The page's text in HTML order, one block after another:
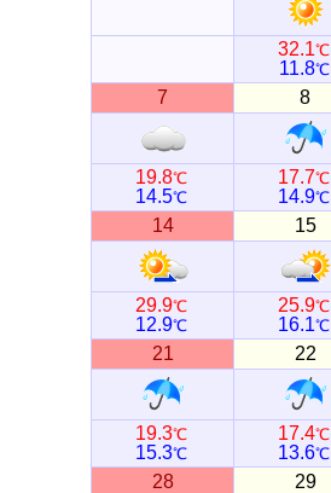
32.1℃
11.8℃
7 8
19.8℃
14.5℃
17.7℃
14.9℃
14 15
29.9℃
12.9℃
25.9℃
16.1℃
21 22
19.3℃
15.3℃
17.4℃
13.6℃
28 29